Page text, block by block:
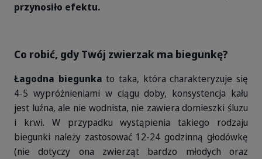
przynosiło efektu.
Co robić, gdy Twój zwierzak ma biegunkę?
Łagodna biegunka to taka, która charakteryzuje się
4-5 wypróżnieniami w ciągu doby, konsystencja kału
jest luźna, ale nie wodnista, nie zawiera domieszki śluzu
i krwi. W przypadku wystąpienia takiego rodzaju
biegunki należy zastosować 12-24 godzinną głodówkę
(nie dotyczy ona zwierząt bardzo młodych oraz